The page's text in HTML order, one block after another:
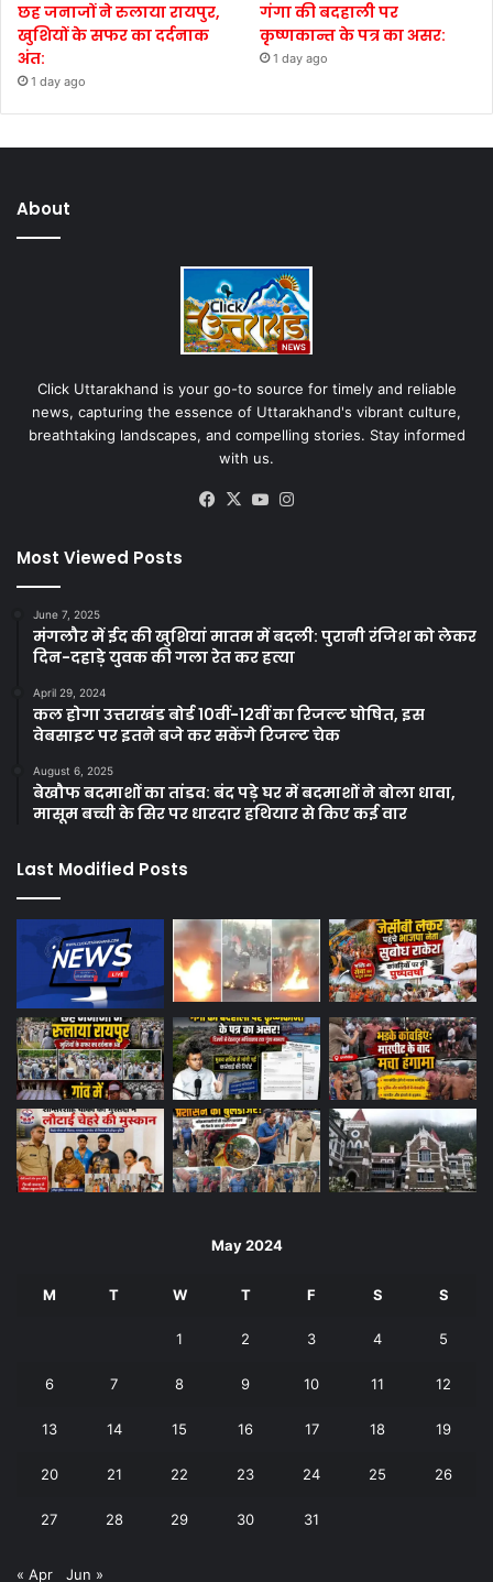
छह जनाजों ने रुलाया रायपुर,
खुशियों के सफर का दर्दनाक
अंत:
1 day ago
गंगा की बदहाली पर
कृष्णकान्त के पत्र का असर:
1 day ago
About
Click Uttarakhand is your go-to source for timely and reliable
news, capturing the essence of Uttarakhand's vibrant culture,
breathtaking landscapes, and compelling stories. Stay informed
with us.
Facebook
X YouTube
Most Viewed Posts
June 7, 2025
मंगलौर में ईद की खुशियां मातम में बदली: पुरानी रंजिश को लेकर
दिन-दहाड़े युवक की गला रेत कर हत्या
April 29, 2024
कल होगा उत्तराखंड बोर्ड 10वीं-12वीं का रिजल्ट घोषित, इस
वेबसाइट पर इतने बजे कर सकेंगे रिजल्ट चेक
August 6, 2025
बेखौफ बदमाशों का तांडव: बंद पड़े घर में बदमाशों ने बोला धावा,
मासूम बच्ची के सिर पर धारदार हथियार से किए कई वार
Last Modified Posts
May 2024
M T W T F S S
1 2 3 4 5
6 7 8 9 10 11 12
13 14 15 16 17 18 19
20 21 22 23 24 25 26
27 28 29 30 31
« Apr Jun »